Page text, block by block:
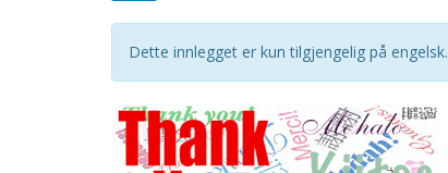
Dette innlegget er kun tilgjengelig på engelsk.